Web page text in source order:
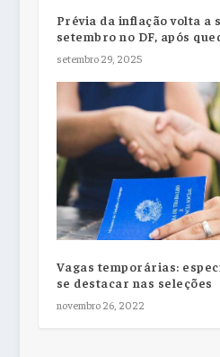
Prévia da inflação volta a
setembro no DF, após
setembro 29, 2025
Vagas temporárias:
se destacar nas seleções
novembro 26, 2022